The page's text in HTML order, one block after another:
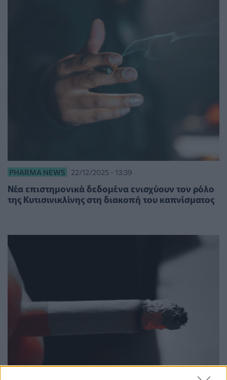
PHARMA NEWS 22/12/2025 - 13:39
Νέα επιστημονικά δεδομένα ενισχύουν τον ρόλο
της Κυτισινικλίνης στη διακοπή του καπνίσματος